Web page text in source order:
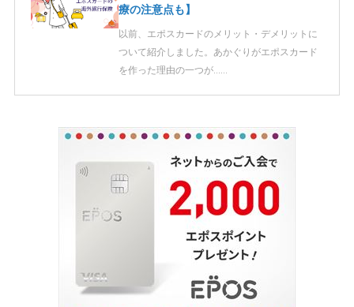
療の注意点も】
以前、エポスカードのメリット・デメリットに
ついて紹介しました。あかぐりがエポスカード
を作った理由の一つが……